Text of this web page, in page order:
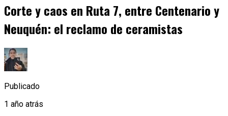
Corte y caos en Ruta 7, entre Centenario y
Neuquén: el reclamo de ceramistas
Publicado
1 año atrás